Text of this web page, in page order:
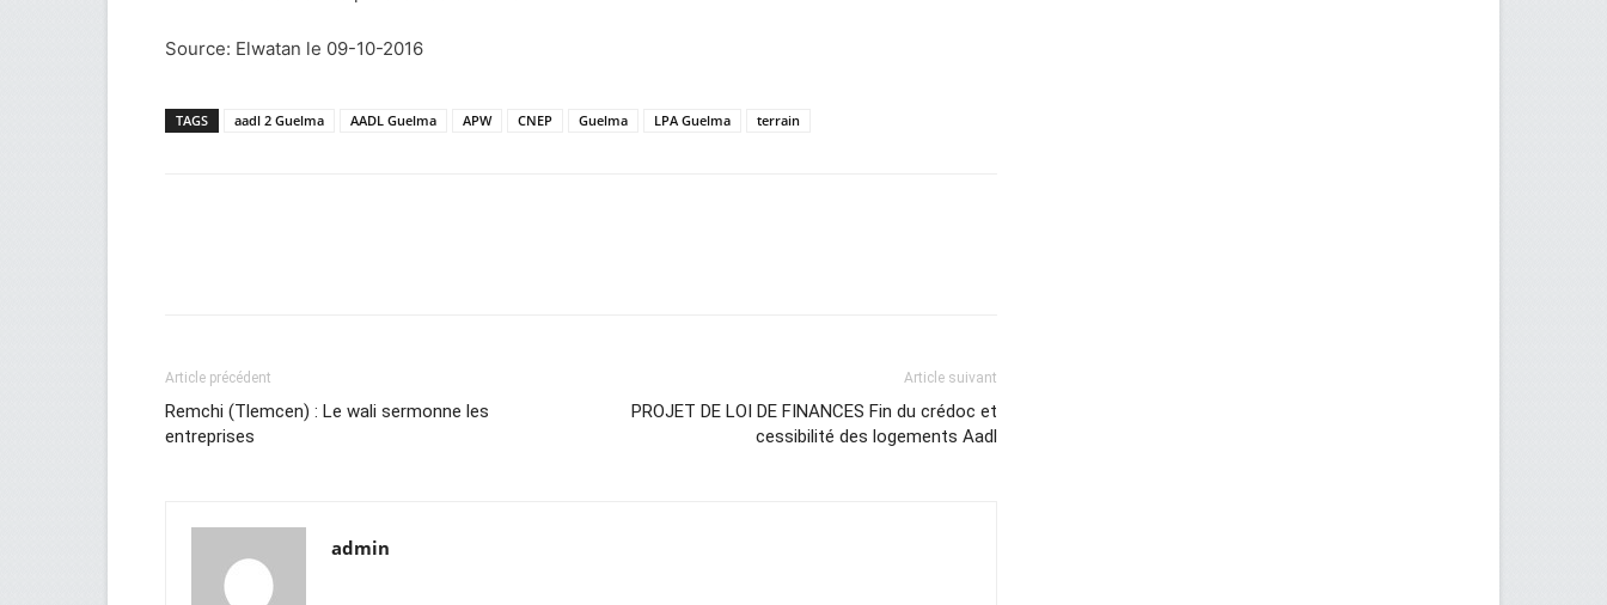
Source: Elwatan le 09-10-2016
TAGS aadl 2 Guelma AADL Guelma APW CNEP Guelma LPA Guelma terrain
Article précédent
Remchi (Tlemcen) : Le wali sermonne les
entreprises
Article suivant
PROJET DE LOI DE FINANCES Fin du crédoc et
cessibilité des logements Aadl
admin